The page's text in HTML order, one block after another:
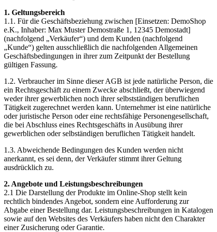
1. Geltungsbereich
1.1. Für die Geschäftsbeziehung zwischen [Einsetzen: DemoShop
e.K., Inhaber: Max Muster Demostraße 1, 12345 Demostadt]
(nachfolgend „Verkäufer“) und dem Kunden (nachfolgend
„Kunde“) gelten ausschließlich die nachfolgenden Allgemeinen
Geschäftsbedingungen in ihrer zum Zeitpunkt der Bestellung
gültigen Fassung.
1.2. Verbraucher im Sinne dieser AGB ist jede natürliche Person, die
ein Rechtsgeschäft zu einem Zwecke abschließt, der überwiegend
weder ihrer gewerblichen noch ihrer selbstständigen beruflichen
Tätigkeit zugerechnet werden kann. Unternehmer ist eine natürliche
oder juristische Person oder eine rechtsfähige Personengesellschaft,
die bei Abschluss eines Rechtsgeschäfts in Ausübung ihrer
gewerblichen oder selbständigen beruflichen Tätigkeit handelt.
1.3. Abweichende Bedingungen des Kunden werden nicht
anerkannt, es sei denn, der Verkäufer stimmt ihrer Geltung
ausdrücklich zu.
2. Angebote und Leistungsbeschreibungen
2.1 Die Darstellung der Produkte im Online-Shop stellt kein
rechtlich bindendes Angebot, sondern eine Aufforderung zur
Abgabe einer Bestellung dar. Leistungsbeschreibungen in Katalogen
sowie auf den Websites des Verkäufers haben nicht den Charakter
einer Zusicherung oder Garantie.